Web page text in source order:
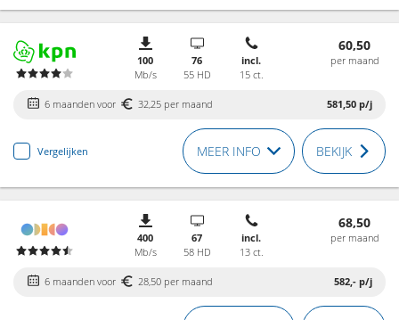
100
Mb/s
76
55 HD
incl.
15 ct.
60,50
per maand
6 maanden voor 32,25 per maand 581,50 p/j
Vergelijken MEER INFO BEKIJK
400
Mb/s
67
58 HD
incl.
13 ct.
68,50
per maand
6 maanden voor 28,50 per maand 582,- p/j